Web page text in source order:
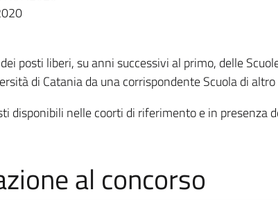
posti liberi, su anni successivi al primo, delle
di Catania da una corrispondente Scuola di
disponibili nelle coorti di riferimento e in presenza
al concorso